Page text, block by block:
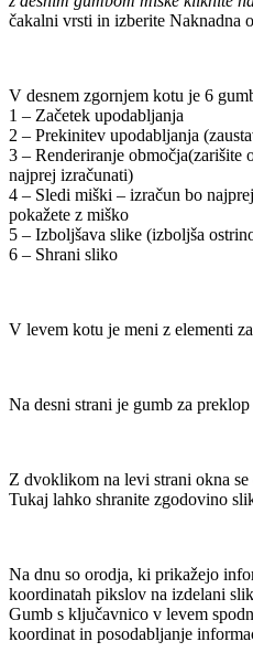
čakalni vrsti in izberite Naknadna
V desnem zgornjem kotu je 6
1 – Začetek upodabljanja
2 – Prekinitev upodabljanja
3 – Renderiranje območja(zarišite
najprej izračunati)
4 – Sledi miški – izračun bo
pokažete z miško
5 – Izboljšava slike (izboljša
6 – Shrani sliko
V levem kotu je meni z elementi
Na desni strani je gumb za
Z dvoklikom na levi strani okna se
Tukaj lahko shranite zgodovino
Na dnu so orodja, ki prikažejo
koordinatah pikslov na izdelani
Gumb s ključavnico v levem
koordinat in posodabljanje